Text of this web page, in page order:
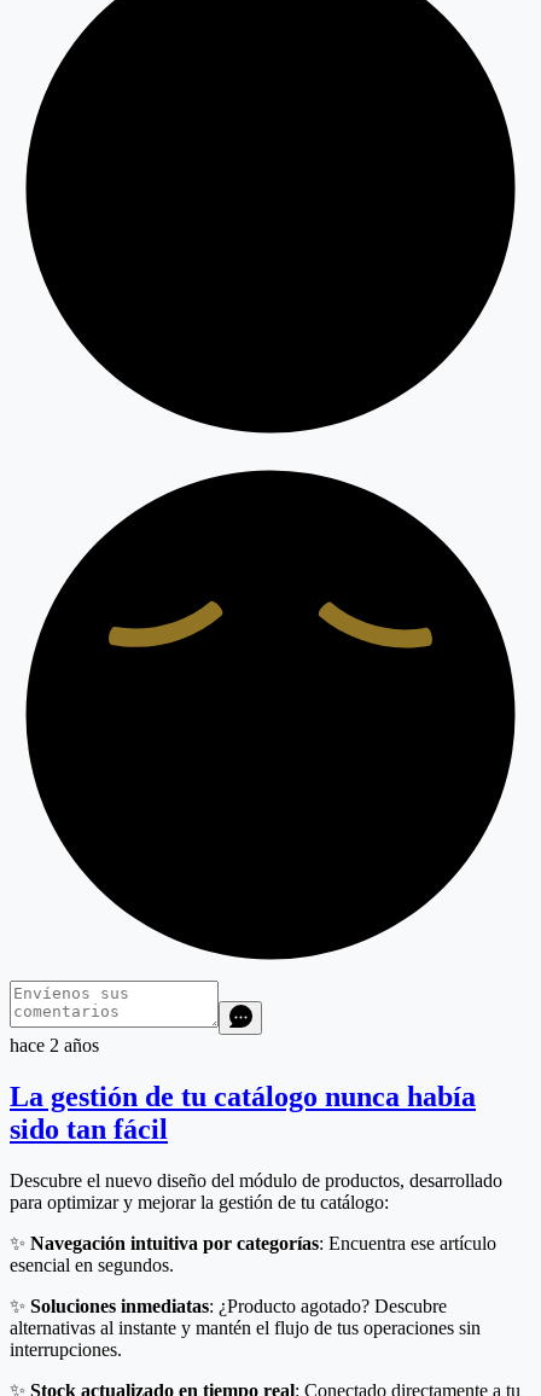
hace 2 años
La gestión de tu catálogo nunca había
sido tan fácil
Descubre el nuevo diseño del módulo de productos, desarrollado
para optimizar y mejorar la gestión de tu catálogo:
✨ Navegación intuitiva por categorías: Encuentra ese artículo
esencial en segundos.
✨ Soluciones inmediatas: ¿Producto agotado? Descubre
alternativas al instante y mantén el flujo de tus operaciones sin
interrupciones.
✨ Stock actualizado en tiempo real: Conectado directamente a tu